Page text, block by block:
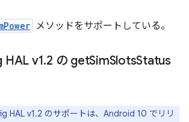
メソッドをサポートしている。
v1.2 の getSimSlotsStatus
HAL v1.2 のサポートは、Android 10 でリリ